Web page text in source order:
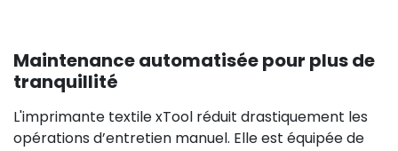
Maintenance automatisée pour plus de
tranquillité
L'imprimante textile xTool réduit drastiquement les
opérations d’entretien manuel. Elle est équipée de